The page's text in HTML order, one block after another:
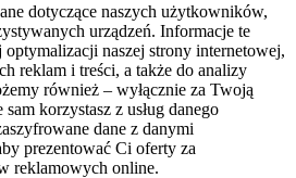
dotyczące naszych użytkowników,
urządzeń. Informacje te
naszej strony internetowej,
reklam i treści, a także do analizy
również – wyłącznie za Twoją
korzystasz z usług danego
dane z danymi
prezentować Ci oferty za
reklamowych online.